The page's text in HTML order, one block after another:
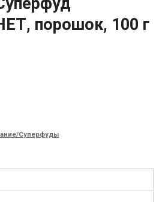
порошок, 100 г
Суперфуды